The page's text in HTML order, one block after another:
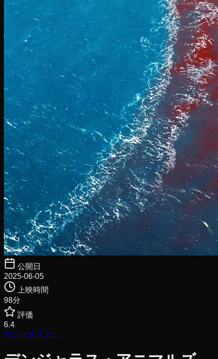
公開日
2025-06-05
上映時間
98分
評価
6.4
ホラースリラー